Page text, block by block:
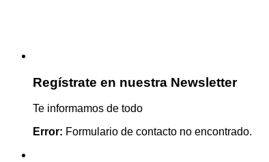
Regístrate en nuestra Newsletter
Te informamos de todo
Error: Formulario de contacto no encontrado.